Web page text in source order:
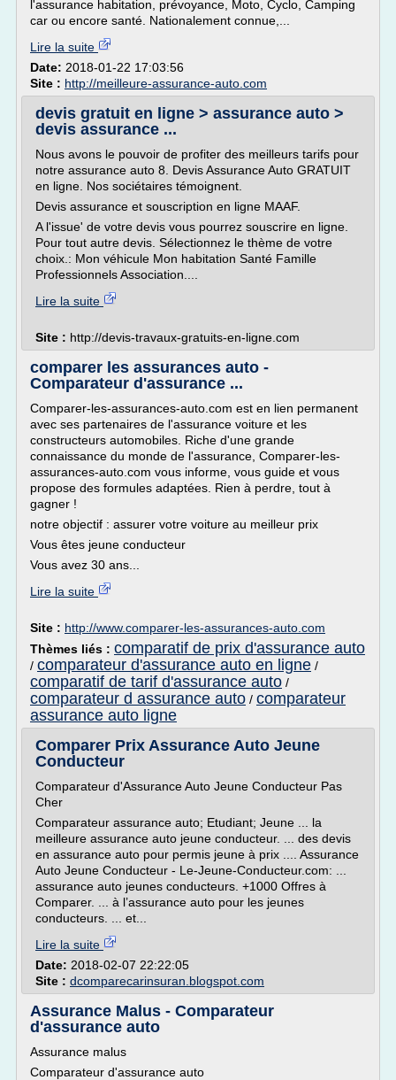
l'assurance habitation, prévoyance, Moto, Cyclo, Camping
car ou encore santé. Nationalement connue,...
Lire la suite
Date: 2018-01-22 17:03:56
Site : http://meilleure-assurance-auto.com
devis gratuit en ligne > assurance auto >
devis assurance ...
Nous avons le pouvoir de profiter des meilleurs tarifs pour
notre assurance auto 8. Devis Assurance Auto GRATUIT
en ligne. Nos sociétaires témoignent.
Devis assurance et souscription en ligne MAAF.
A l'issue' de votre devis vous pourrez souscrire en ligne.
Pour tout autre devis. Sélectionnez le thème de votre
choix.: Mon véhicule Mon habitation Santé Famille
Professionnels Association....
Lire la suite
Site : http://devis-travaux-gratuits-en-ligne.com
comparer les assurances auto -
Comparateur d'assurance ...
Comparer-les-assurances-auto.com est en lien permanent
avec ses partenaires de l'assurance voiture et les
constructeurs automobiles. Riche d'une grande
connaissance du monde de l'assurance, Comparer-les-
assurances-auto.com vous informe, vous guide et vous
propose des formules adaptées. Rien à perdre, tout à
gagner !
notre objectif : assurer votre voiture au meilleur prix
Vous êtes jeune conducteur
Vous avez 30 ans...
Lire la suite
Site : http://www.comparer-les-assurances-auto.com
Thèmes liés : comparatif de prix d'assurance auto
/ comparateur d'assurance auto en ligne /
comparatif de tarif d'assurance auto /
comparateur d assurance auto / comparateur
assurance auto ligne
Comparer Prix Assurance Auto Jeune
Conducteur
Comparateur d'Assurance Auto Jeune Conducteur Pas
Cher
Comparateur assurance auto; Etudiant; Jeune ... la
meilleure assurance auto jeune conducteur. ... des devis
en assurance auto pour permis jeune à prix .... Assurance
Auto Jeune Conducteur - Le-Jeune-Conducteur.com: ...
assurance auto jeunes conducteurs. +1000 Offres à
Comparer. ... à l’assurance auto pour les jeunes
conducteurs. ... et...
Lire la suite
Date: 2018-02-07 22:22:05
Site : dcomparecarinsuran.blogspot.com
Assurance Malus - Comparateur
d'assurance auto
Assurance malus
Comparateur d'assurance auto